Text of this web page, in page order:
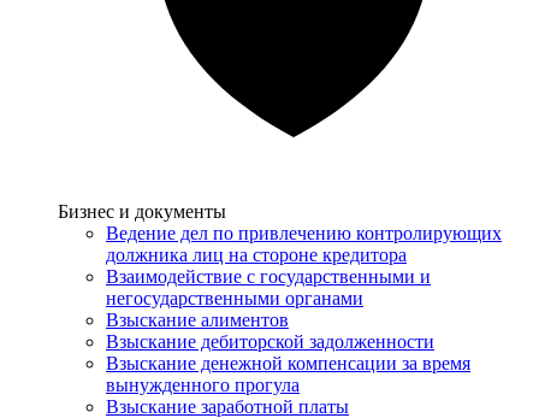
Услуги
Бизнес и документы
Ведение дел по привлечению контролирующих
должника лиц на стороне кредитора
Взаимодействие с государственными и
негосударственными органами
Взыскание алиментов
Взыскание дебиторской задолженности
Взыскание денежной компенсации за время
вынужденного прогула
Взыскание заработной платы